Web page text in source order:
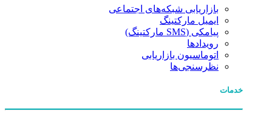
بازاریابی شبکه‌های اجتماعی
ایمیل مارکتینگ
پیامکی (SMS مارکتینگ)
رویدادها
اتوماسیون بازاریابی
نظرسنجی‌ها
خدمات